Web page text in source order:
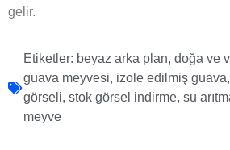
gelir.
Etiketler: beyaz arka plan, doğa ve
guava meyvesi, izole edilmiş guava,
görseli, stok görsel indirme, su
meyve